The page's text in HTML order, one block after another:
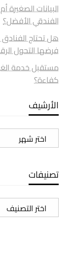
البيانات الصغيرة
الفندقي الأفضل؟
هل تحتاج الفنادق
فرضها التحول
مستقبل خدمة
كفاءة؟
الأرشيف
الأرشيف
تصنيفات
تصنيفات